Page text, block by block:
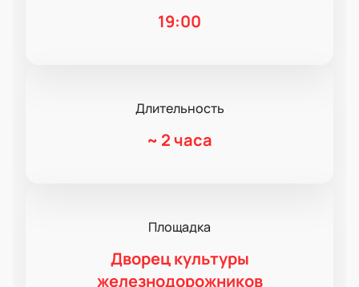
19:00
Длительность
~ 2 часа
Площадка
Дворец культуры
железнодорожников